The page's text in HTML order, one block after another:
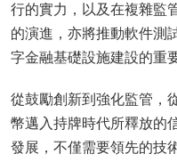
行的實力，以及在複雜監
的演進，亦將推動軟件測
字金融基礎設施建設的重
從鼓勵創新到強化監管，
幣邁入持牌時代所釋放的
發展，不僅需要領先的技